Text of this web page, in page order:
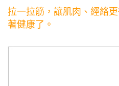
拉一拉筋，讓肌肉、經絡
著健康了。